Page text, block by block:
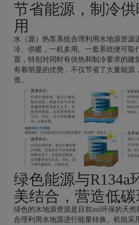
节省能源，制冷
用
水（源）热泵系统合理利用水地源资源
冷、供暖，一机多用。一套系统便可取
置，特别对同时有供热和制冷要求的建
有着明显的优势，不仅节省了大量能源
资。
绿色能源与R134a
美结合，营造低
绿色的水地源资源是目前zui环保的天然
合理利用水地源进行能量转换。机组采